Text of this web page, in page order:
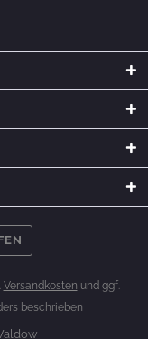
Versandkosten und ggf.
beschrieben